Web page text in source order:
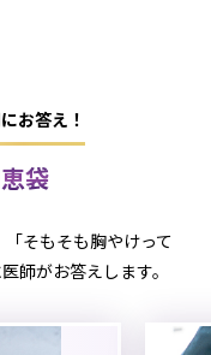
お答え！
袋
そもそも胸やけって
師がお答えします。